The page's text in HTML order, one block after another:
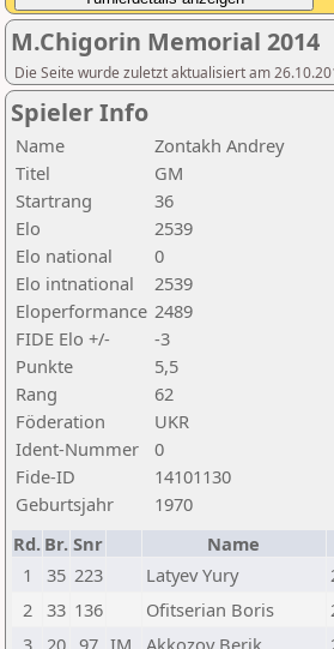
M.Chigorin Memorial 2014
Die Seite wurde zuletzt aktualisiert am
Spieler Info
Name
Zontakh Andrey
Titel
GM
Startrang
36
Elo
2539
Elo national
0
Elo intnational
2539
Eloperformance 2489
FIDE Elo +/-
-3
Punkte
5,5
Rang
62
Föderation
UKR
Ident-Nummer
0
Fide-ID
14101130
Geburtsjahr
1970
Rd. Br. Snr Name
1
35 223 Latyev Yury
2
33 136 Ofitserian Boris
3
20 97 IM Akkozov Berik